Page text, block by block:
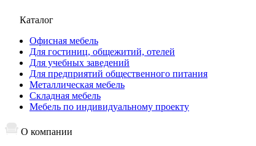
Каталог
Офисная мебель
Для гостиниц, общежитий, отелей
Для учебных заведений
Для предприятий общественного питания
Металлическая мебель
Складная мебель
Мебель по индивидуальному проекту
О компании